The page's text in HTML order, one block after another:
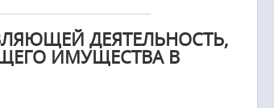
ДЕЯТЕЛЬНОСТЬ,
ИМУЩЕСТВА В